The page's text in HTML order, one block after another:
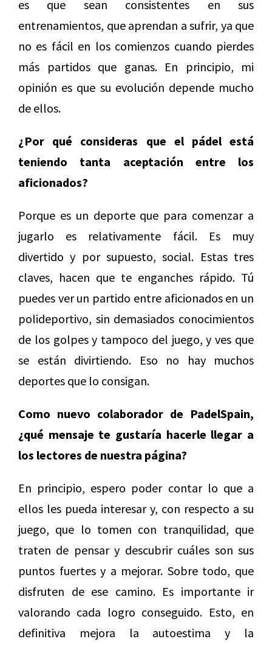
es que sean consistentes en sus
entrenamientos, que aprendan a sufrir, ya que
no es fácil en los comienzos cuando pierdes
más partidos que ganas. En principio, mi
opinión es que su evolución depende mucho
de ellos.
¿Por qué consideras que el pádel está
teniendo tanta aceptación entre los
aficionados?
Porque es un deporte que para comenzar a
jugarlo es relativamente fácil. Es muy
divertido y por supuesto, social. Estas tres
claves, hacen que te enganches rápido. Tú
puedes ver un partido entre aficionados en un
polideportivo, sin demasiados conocimientos
de los golpes y tampoco del juego, y ves que
se están divirtiendo. Eso no hay muchos
deportes que lo consigan.
Como nuevo colaborador de PadelSpain,
¿qué mensaje te gustaría hacerle llegar a
los lectores de nuestra página?
En principio, espero poder contar lo que a
ellos les pueda interesar y, con respecto a su
juego, que lo tomen con tranquilidad, que
traten de pensar y descubrir cuáles son sus
puntos fuertes y a mejorar. Sobre todo, que
disfruten de ese camino. Es importante ir
valorando cada logro conseguido. Esto, en
definitiva mejora la autoestima y la